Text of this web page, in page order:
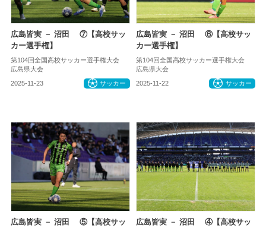
広島皆実 － 沼田 ⑦【高校サッ
カー選手権】
第104回全国高校サッカー選手権大会
広島県大会
2025-11-23 サッカー
広島皆実 － 沼田 ⑥【高校サッ
カー選手権】
第104回全国高校サッカー選手権大会
広島県大会
2025-11-22 サッカー
広島皆実 － 沼田 ⑤【高校サッ
広島皆実 － 沼田 ④【高校サッ